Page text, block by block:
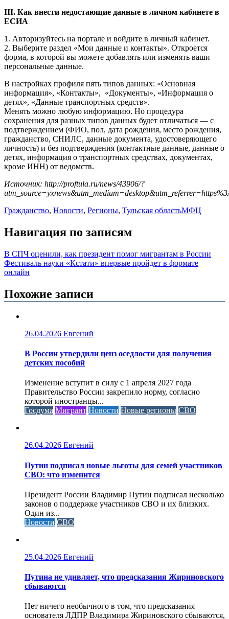
III. Как внести недостающие данные в личном кабинете в
ЕСИА
1. Авторизуйтесь на портале и войдите в личный кабинет.
2. Выберите раздел «Мои данные и контакты». Откроется
форма, в которой вы можете добавлять или изменять ваши
персональные данные.
В настройках профиля пять типов данных: «Основная
информация», «Контакты», «Документы», «Информация о
детях», «Данные транспортных средств».
Менять можно любую информацию. Но процедура
сохранения для разных типов данных будет отличаться — с
подтверждением (ФИО, пол, дата рождения, место рождения,
гражданство, СНИЛС, данные документа, удостоверяющего
личность) и без подтверждения (контактные данные, данные о
детях, информация о транспортных средствах, документах,
кроме ИНН) от ведомств.
Источник: http://proftula.ru/news/43906/?
Гражданство, Новости, Регионы, Тульская областьМФЦ
Навигация по записям
В СПЧ оценили, как президент помог мигрантам в России
Фестиваль науки «Кстати» впервые пройдет в формате
онлайн
Похожие записи
26.04.2026 Евгений
В России утвердили ценз оседлости для получения
детских пособий
Изменение вступит в силу с 1 апреля 2027 года
Правительство России закрепило норму, согласно
которой иностранцы...
Госдума Мигрант Новости Новые регионы СВО
26.04.2026 Евгений
Путин подписал новые льготы для семей участников
СВО: что изменится
Президент России Владимир Путин подписал несколько
законов о поддержке участников СВО и их близких.
Один из...
Новости СВО
25.04.2026 Евгений
Путина не удивляет, что предсказания Жириновского
сбываются
Нет ничего необычного в том, что предсказания
основателя ЛДПР Владимира Жириновского сбываются,